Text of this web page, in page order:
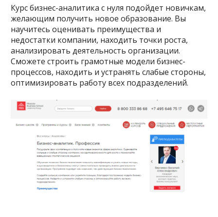
Курс бизнес-аналитика с нуля подойдет новичкам,
желающим получить новое образование. Вы
научитесь оценивать преимущества и
недостатки компании, находить точки роста,
анализировать деятельность организации.
Сможете строить грамотные модели бизнес-
процессов, находить и устранять слабые стороны,
оптимизировать работу всех подразделений.